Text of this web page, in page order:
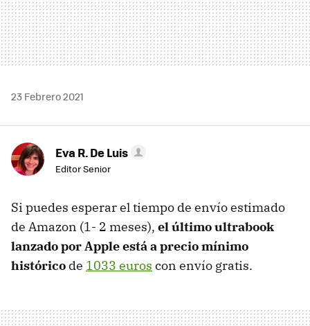
23 Febrero 2021
Eva R. De Luis
Editor Senior
Si puedes esperar el tiempo de envío estimado
de Amazon (1- 2 meses), el último ultrabook
lanzado por Apple está a precio mínimo
histórico de 1033 euros con envío gratis.